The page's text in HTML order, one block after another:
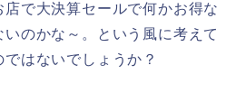
で大決算セールで何かお得な
のかな～。という風に考えて
はないでしょうか？